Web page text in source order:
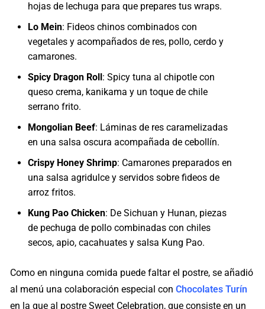
hojas de lechuga para que prepares tus wraps.
Lo Mein: Fideos chinos combinados con
vegetales y acompañados de res, pollo, cerdo y
camarones.
Spicy Dragon Roll : Spicy tuna al chipotle con
queso crema, kanikama y un toque de chile
serrano frito.
Mongolian Beef: Láminas de res caramelizadas
en una salsa oscura acompañada de cebollín.
Crispy Honey Shrimp: Camarones preparados en
una salsa agridulce y servidos sobre fideos de
arroz fritos.
Kung Pao Chicken: De Sichuan y Hunan, piezas
de pechuga de pollo combinadas con chiles
secos, apio, cacahuates y salsa Kung Pao.
Como en ninguna comida puede faltar el postre, se añadió
al menú una colaboración especial conChocolates Turín
en la que al postre Sweet Celebration, que consiste en un